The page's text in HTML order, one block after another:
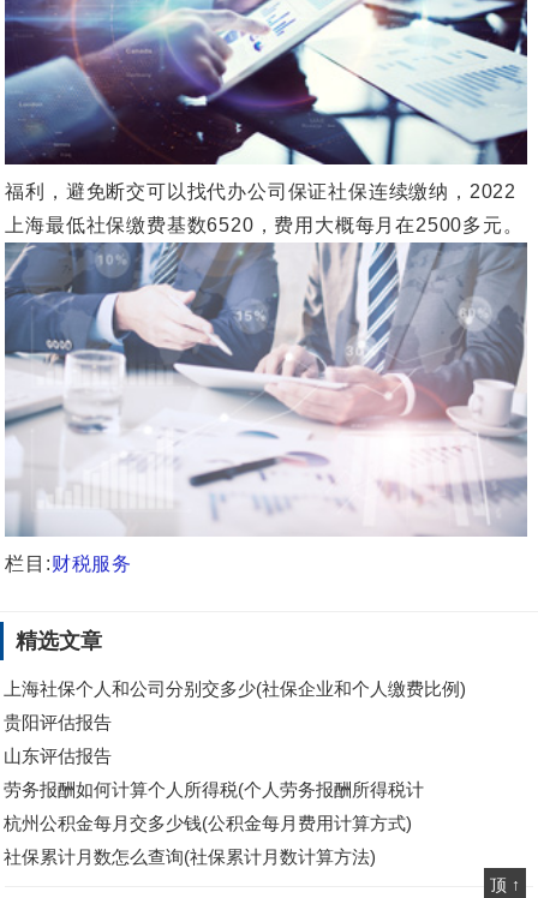
福利，避免断交可以找代办公司保证社保连续缴纳，2022
上海最低社保缴费基数6520，费用大概每月在2500多元。
栏目:财税服务
精选文章
上海社保个人和公司分别交多少(社保企业和个人缴费比例)
贵阳评估报告
山东评估报告
劳务报酬如何计算个人所得税(个人劳务报酬所得税计
杭州公积金每月交多少钱(公积金每月费用计算方式)
社保累计月数怎么查询(社保累计月数计算方法)
顶 ↑